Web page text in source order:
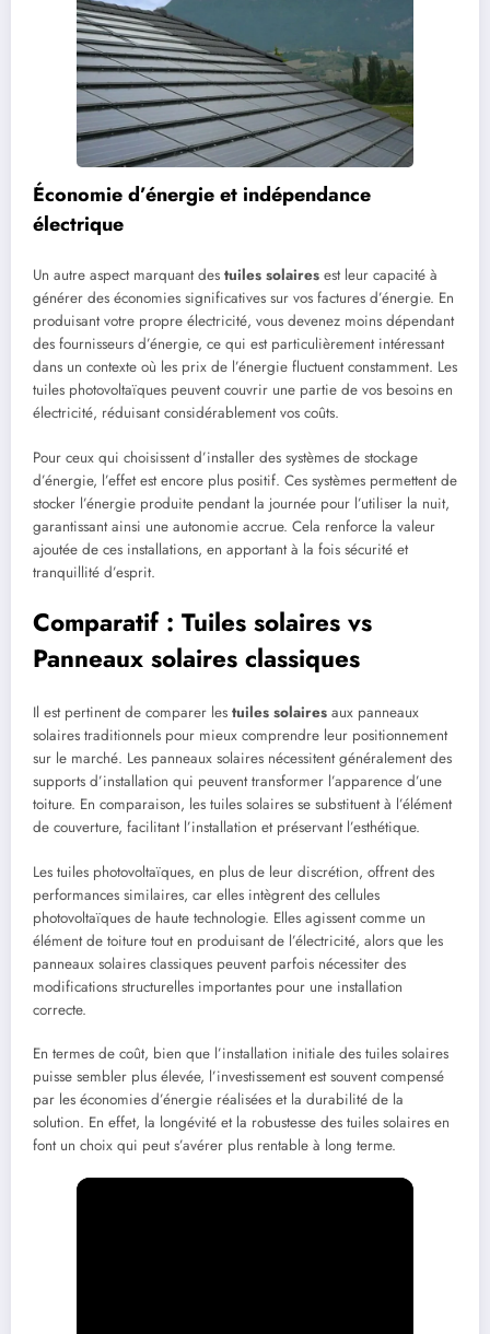
Économie d’énergie et indépendance
électrique
Un autre aspect marquant des tuiles solaires est leur capacité à
générer des économies significatives sur vos factures d’énergie. En
produisant votre propre électricité, vous devenez moins dépendant
des fournisseurs d’énergie, ce qui est particulièrement intéressant
dans un contexte où les prix de l’énergie fluctuent constamment. Les
tuiles photovoltaïques peuvent couvrir une partie de vos besoins en
électricité, réduisant considérablement vos coûts.
Pour ceux qui choisissent d’installer des systèmes de stockage
d’énergie, l’effet est encore plus positif. Ces systèmes permettent de
stocker l’énergie produite pendant la journée pour l’utiliser la nuit,
garantissant ainsi une autonomie accrue. Cela renforce la valeur
ajoutée de ces installations, en apportant à la fois sécurité et
tranquillité d’esprit.
Comparatif : Tuiles solaires vs
Panneaux solaires classiques
Il est pertinent de comparer les tuiles solaires aux panneaux
solaires traditionnels pour mieux comprendre leur positionnement
sur le marché. Les panneaux solaires nécessitent généralement des
supports d’installation qui peuvent transformer l’apparence d’une
toiture. En comparaison, les tuiles solaires se substituent à l’élément
de couverture, facilitant l’installation et préservant l’esthétique.
Les tuiles photovoltaïques, en plus de leur discrétion, offrent des
performances similaires, car elles intègrent des cellules
photovoltaïques de haute technologie. Elles agissent comme un
élément de toiture tout en produisant de l’électricité, alors que les
panneaux solaires classiques peuvent parfois nécessiter des
modifications structurelles importantes pour une installation
correcte.
En termes de coût, bien que l’installation initiale des tuiles solaires
puisse sembler plus élevée, l’investissement est souvent compensé
par les économies d’énergie réalisées et la durabilité de la
solution. En effet, la longévité et la robustesse des tuiles solaires en
font un choix qui peut s’avérer plus rentable à long terme.